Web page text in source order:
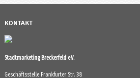
KONTAKT
Stadtmarketing Breckerfeld e.V.
Geschäftsstelle Frankfurter Str. 38